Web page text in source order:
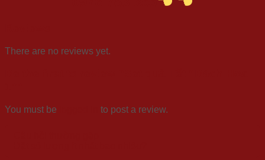
There are no reviews yet.
You must be to post a review.